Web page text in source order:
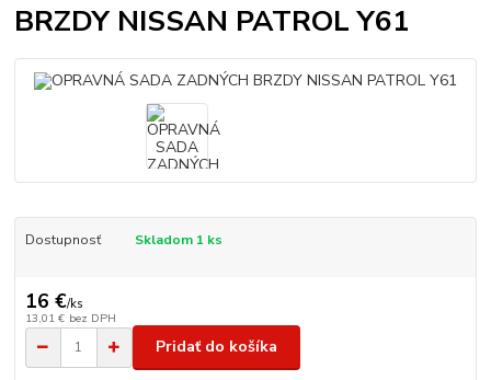
BRZDY NISSAN PATROL Y61
Dostupnosť Skladom 1 ks
16 €/ks
13,01 € bez DPH
Pridať do košíka